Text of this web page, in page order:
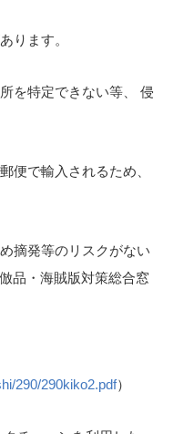
ります。
を特定できない等、 侵
便で輸入されるため、
摘発等のリスクがない
品・海賊版対策総合窓
290/290kiko2.pdf）